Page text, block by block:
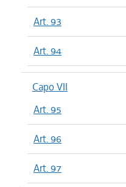
Art. 93
Art. 94
Capo VII
Art. 95
Art. 96
Art. 97